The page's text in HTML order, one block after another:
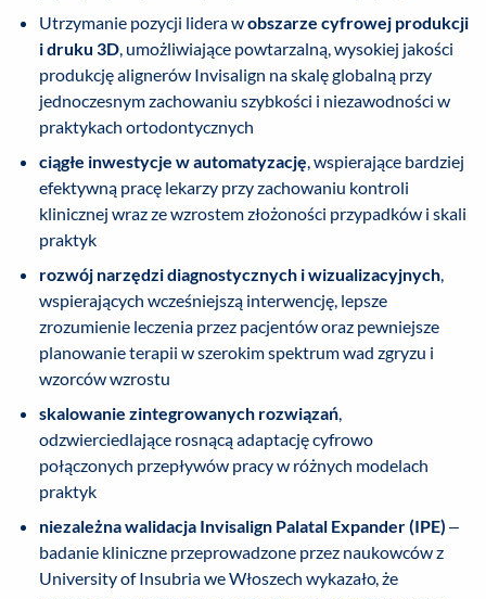
Utrzymanie pozycji lidera wobszarze cyfrowej produkcji
i druku 3D, umożliwiające powtarzalną, wysokiej jakości
produkcję alignerów Invisalign na skalę globalną przy
jednoczesnym zachowaniu szybkości i niezawodności w
praktykach ortodontycznych
ciągłe inwestycje w automatyzację, wspierające bardziej
efektywną pracę lekarzy przy zachowaniu kontroli
klinicznej wraz ze wzrostem złożoności przypadków i skali
praktyk
rozwój narzędzi diagnostycznych i wizualizacyjnych,
wspierających wcześniejszą interwencję, lepsze
zrozumienie leczenia przez pacjentów oraz pewniejsze
planowanie terapii w szerokim spektrum wad zgryzu i
wzorców wzrostu
skalowanie zintegrowanych rozwiązań,
odzwierciedlające rosnącą adaptację cyfrowo
połączonych przepływów pracy w różnych modelach
praktyk
niezależna walidacja Invisalign Palatal Expander (IPE) –
badanie kliniczne przeprowadzone przez naukowców z
University of Insubria we Włoszech wykazało, że